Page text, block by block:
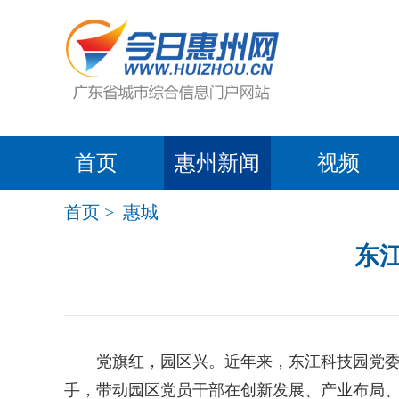
首页 惠州新闻 视频
首页 > 惠城
东
党旗红，园区兴。近年来，东江科技园党委
手，带动园区党员干部在创新发展、产业布局